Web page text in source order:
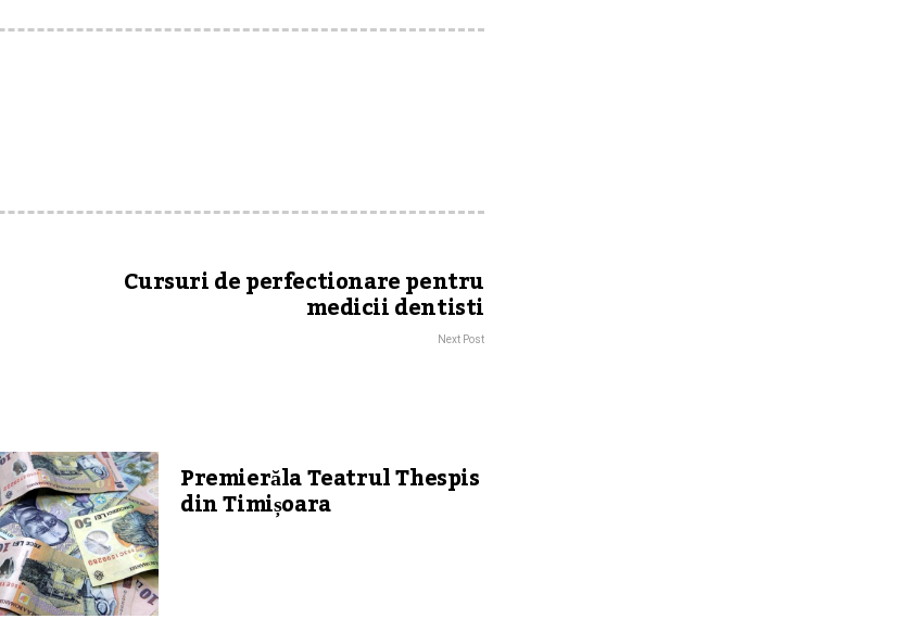
Cursuri de perfectionare pentru
medicii dentisti
Next Post
Premierăla Teatrul Thespis
din Timișoara